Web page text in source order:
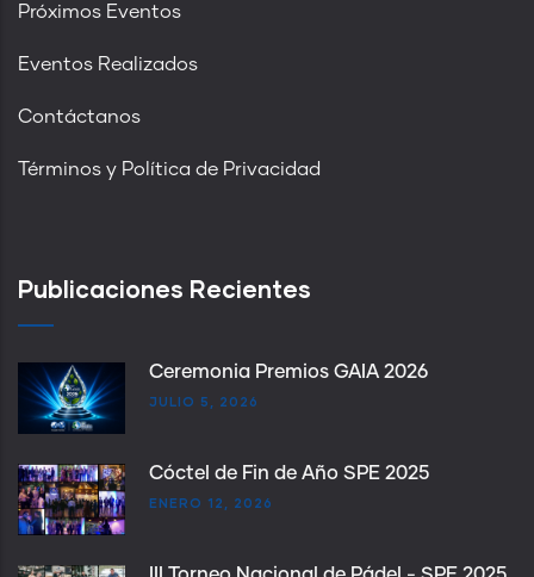
Próximos Eventos
Eventos Realizados
Contáctanos
Términos y Política de Privacidad
Publicaciones Recientes
Ceremonia Premios GAIA 2026
JULIO 5, 2026
Cóctel de Fin de Año SPE 2025
ENERO 12, 2026